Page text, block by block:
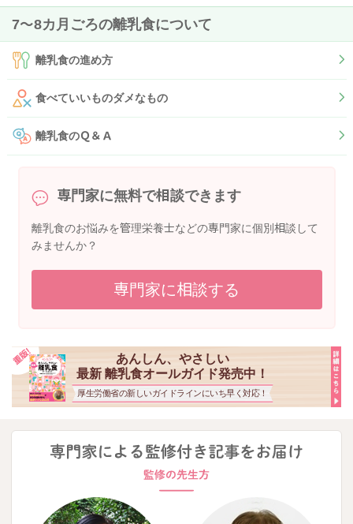
7〜8カ月ごろの離乳食について
離乳食の進め方
食べていいものダメなもの
離乳食のＱ＆Ａ
専門家に無料で相談できます
離乳食のお悩みを管理栄養士などの専門家に個別相談して
みませんか？
専門家に相談する
あんしん、やさしい
最新 離乳食オールガイド発売中！
厚生労働省の新しいガイドラインにいち早く対応！